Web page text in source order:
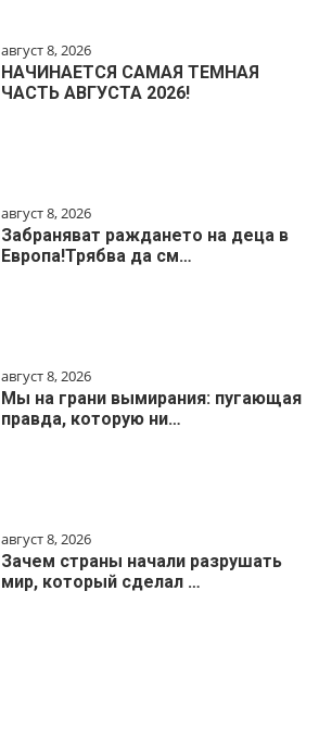
август 8, 2026
НАЧИНАЕТСЯ САМАЯ ТЕМНАЯ
ЧАСТЬ АВГУСТА 2026!
август 8, 2026
Забраняват раждането на деца в
Европа!Трябва да см…
август 8, 2026
Мы на грани вымирания: пугающая
правда, которую ни…
август 8, 2026
Зачем страны начали разрушать
мир, который сделал …